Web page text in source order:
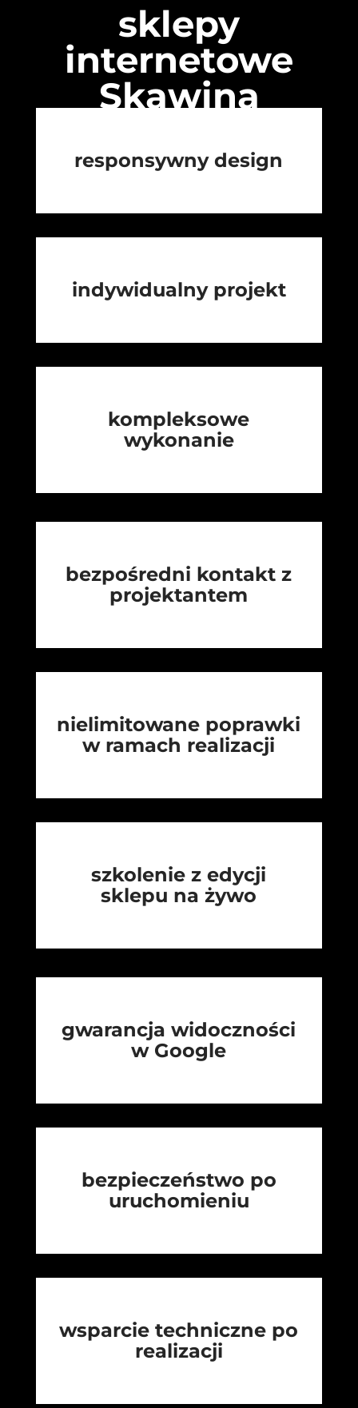
sklepy
internetowe
Skawina
responsywny design
indywidualny projekt
kompleksowe
wykonanie
bezpośredni kontakt z
projektantem
nielimitowane poprawki
w ramach realizacji
szkolenie z edycji
sklepu na żywo
gwarancja widoczności
w Google
bezpieczeństwo po
uruchomieniu
wsparcie techniczne po
realizacji